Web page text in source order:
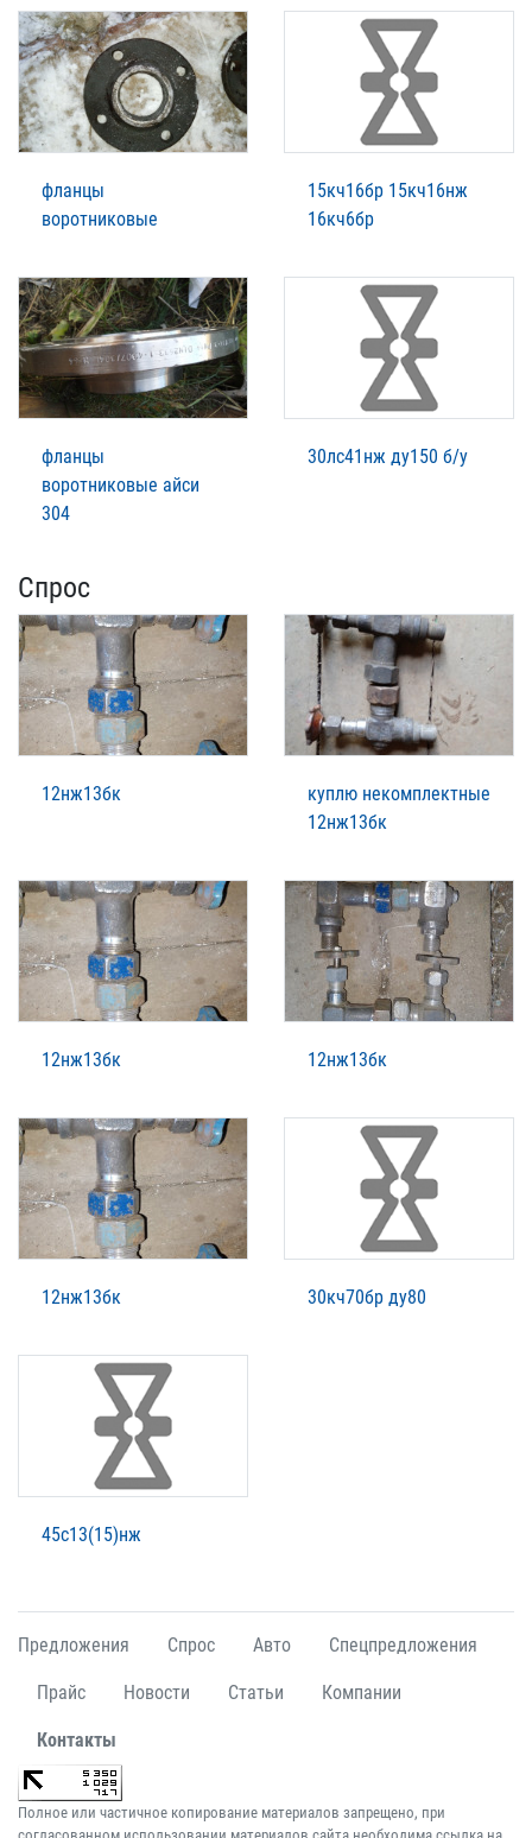
фланцы
воротниковые
15кч16бр 15кч16нж
16кч6бр
фланцы
воротниковые айси
304
30лс41нж ду150 б/у
Спрос
12нж13бк
куплю некомплектные
12нж13бк
12нж13бк 12нж13бк
12нж13бк 30кч70бр ду80
45с13(15)нж
Предложения Спрос Авто Спецпредложения
Прайс Новости Статьи Компании
Контакты
Полное или частичное копирование материалов запрещено, при